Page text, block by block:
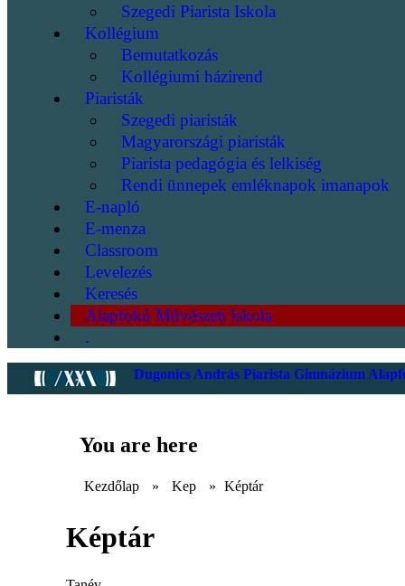
Szegedi Piarista Iskola
Kollégium
Bemutatkozás
Kollégiumi házirend
Piaristák
Szegedi piaristák
Magyarországi piaristák
Piarista pedagógia és lelkiség
Rendi ünnepek emléknapok imanapok
E-napló
E-menza
Classroom
Levelezés
Keresés
Alapfokú Művészeti Iskola
.
Dugonics András Piarista Gimnázium
You are here
Kezdőlap » Kep » Képtár
Képtár